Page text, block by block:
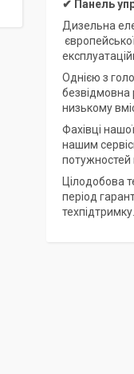
✔ Панель
Дизельна
Однією з
безвідмовна
низькому
Фахівці
нашим
Цілодобова
період
техпідтримку.